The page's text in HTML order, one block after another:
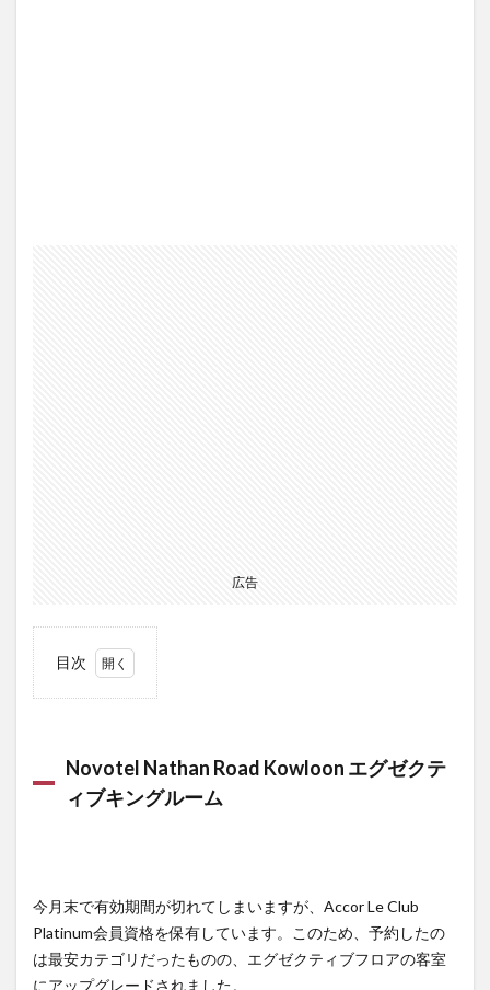
広告
目次
Road
Kowloon
エグゼク
2
Novotel
Nathan
Novotel Nathan Road Kowloon エグゼクテ
ィブキングルーム
今月末で有効期間が切れてしまいますが、Accor Le Club
Platinum会員資格を保有しています。このため、予約したの
は最安カテゴリだったものの、エグゼクティブフロアの客室
にアップグレードされました。